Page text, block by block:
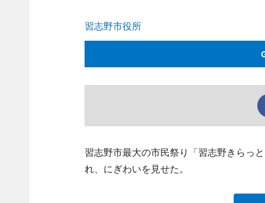
習志野市役所
習志野市最大の市民祭り「習志野きらっ
れ、にぎわいを見せた。